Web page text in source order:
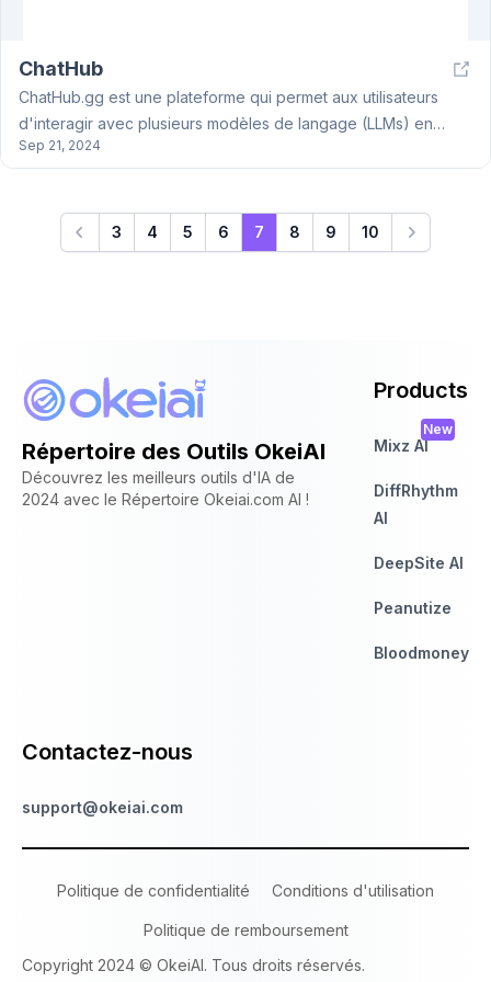
ChatHub
ChatHub.gg est une plateforme qui permet aux utilisateurs
d'interagir avec plusieurs modèles de langage (LLMs) en
même temps et de comparer leurs réponses. Le service
utilisateurs peuvent accéder à ChatHub.gg via une application
web ou une extension de navigateur, ce qui en fait un outil
Sep 21, 2024
3 4 5 6 7 8 9 10
Répertoire des Outils OkeiAI
Découvrez les meilleurs outils d'IA de
2024 avec le Répertoire Okeiai.com AI !
Products
Mixz AI
New
DiffRhythm
AI
DeepSite AI
Peanutize
Bloodmoney
Contactez-nous
support@okeiai.com
Copyright 2024 © OkeiAI. Tous droits réservés.
Politique de confidentialité Conditions d'utilisation
Politique de remboursement